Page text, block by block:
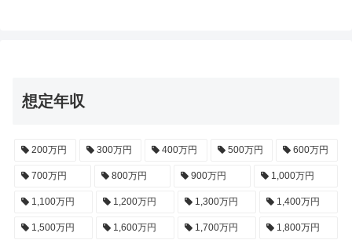
想定年収
200万円 300万円 400万円 500万円 600万円
700万円 800万円 900万円 1,000万円
1,100万円 1,200万円 1,300万円 1,400万円
1,500万円 1,600万円 1,700万円 1,800万円